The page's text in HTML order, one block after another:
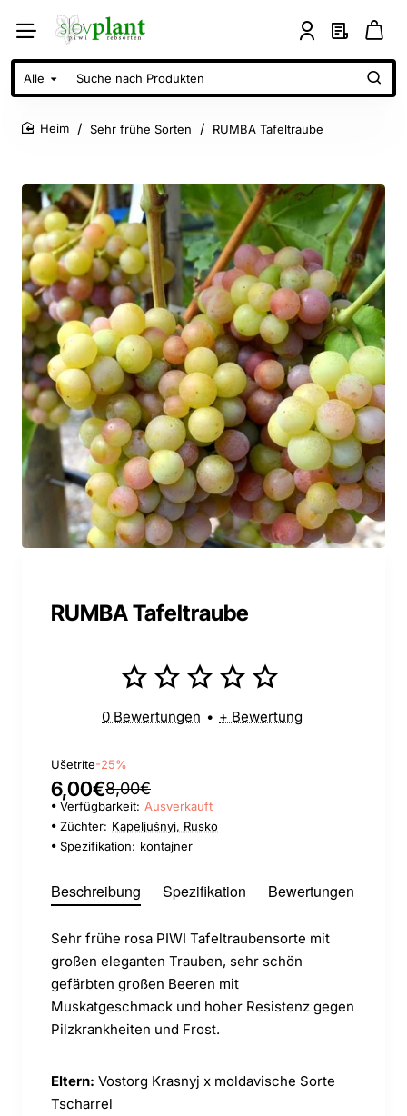
Alle
Suche
nach
Produkten
Sehr frühe Sorten RUMBA Tafeltraube
RUMBA Tafeltraube
0 Bewertungen • + Bewertung
Ušetríte-25%
6,00€8,00€
Verfügbarkeit: Ausverkauft
Züchter: Kapeljušnyj, Rusko
Spezifikation: kontajner
Beschreibung Spezifikation Bewertungen
Sehr frühe rosa PIWI Tafeltraubensorte mit
großen eleganten Trauben, sehr schön
gefärbten großen Beeren mit
Muskatgeschmack und hoher Resistenz gegen
Pilzkrankheiten und Frost.
Eltern: Vostorg Krasnyj x moldavische Sorte
Tscharrel